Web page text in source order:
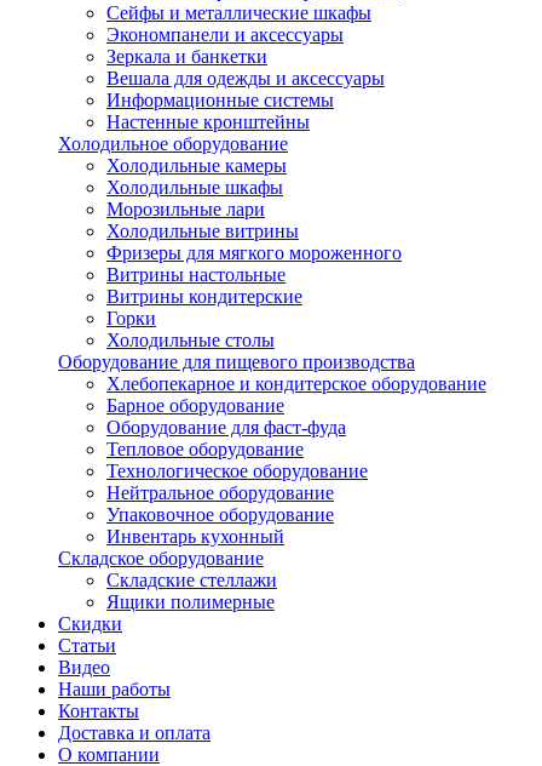
Сейфы и металлические шкафы
Экономпанели и аксессуары
Зеркала и банкетки
Вешала для одежды и аксессуары
Информационные системы
Настенные кронштейны
Холодильное оборудование
Холодильные камеры
Холодильные шкафы
Морозильные лари
Холодильные витрины
Фризеры для мягкого мороженного
Витрины настольные
Витрины кондитерские
Горки
Холодильные столы
Оборудование для пищевого производства
Хлебопекарное и кондитерское оборудование
Барное оборудование
Оборудование для фаст-фуда
Тепловое оборудование
Технологическое оборудование
Нейтральное оборудование
Упаковочное оборудование
Инвентарь кухонный
Складское оборудование
Складские стеллажи
Ящики полимерные
Скидки
Статьи
Видео
Наши работы
Контакты
Доставка и оплата
О компании